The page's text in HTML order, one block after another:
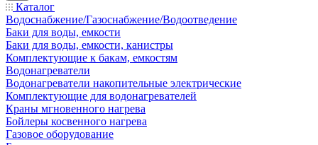
Каталог
Водоснабжение/Газоснабжение/Водоотведение
Баки для воды, емкости
Баки для воды, емкости, канистры
Комплектующие к бакам, емкостям
Водонагреватели
Водонагреватели накопительные электрические
Комплектующие для водонагревателей
Краны мгновенного нагрева
Бойлеры косвенного нагрева
Газовое оборудование